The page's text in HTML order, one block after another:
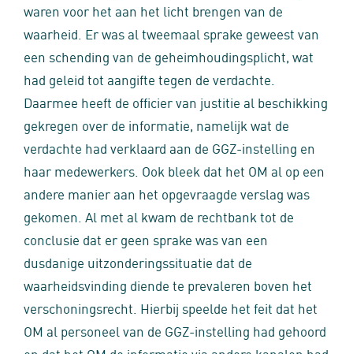
waren voor het aan het licht brengen van de
waarheid. Er was al tweemaal sprake geweest van
een schending van de geheimhoudingsplicht, wat
had geleid tot aangifte tegen de verdachte.
Daarmee heeft de officier van justitie al beschikking
gekregen over de informatie, namelijk wat de
verdachte had verklaard aan de GGZ-instelling en
haar medewerkers. Ook bleek dat het OM al op een
andere manier aan het opgevraagde verslag was
gekomen. Al met al kwam de rechtbank tot de
conclusie dat er geen sprake was van een
dusdanige uitzonderingssituatie dat de
waarheidsvinding diende te prevaleren boven het
verschoningsrecht. Hierbij speelde het feit dat het
OM al personeel van de GGZ-instelling had gehoord